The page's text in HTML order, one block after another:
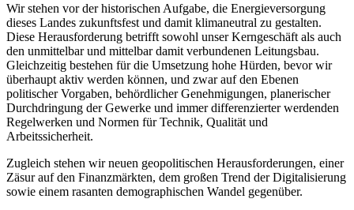
Wir stehen vor der historischen Aufgabe, die Energieversorgung
dieses Landes zukunftsfest und damit klimaneutral zu gestalten.
Diese Herausforderung betrifft sowohl unser Kerngeschäft als auch
den unmittelbar und mittelbar damit verbundenen Leitungsbau.
Gleichzeitig bestehen für die Umsetzung hohe Hürden, bevor wir
überhaupt aktiv werden können, und zwar auf den Ebenen
politischer Vorgaben, behördlicher Genehmigungen, planerischer
Durchdringung der Gewerke und immer differenzierter werdenden
Regelwerken und Normen für Technik, Qualität und
Arbeitssicherheit.
Zugleich stehen wir neuen geopolitischen Herausforderungen, einer
Zäsur auf den Finanzmärkten, dem großen Trend der Digitalisierung
sowie einem rasanten demographischen Wandel gegenüber.